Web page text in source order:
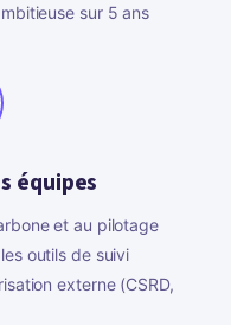
sur 5 ans
équipes
et au pilotage
outils de suivi
externe (CSRD,